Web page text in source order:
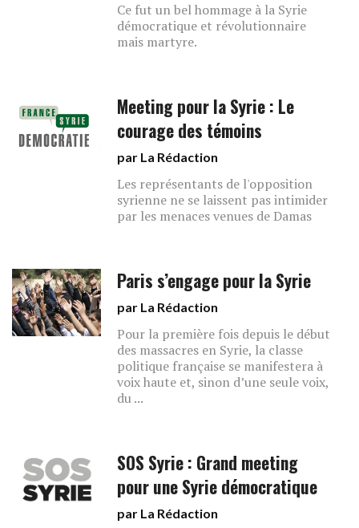
Ce fut un bel hommage à la Syrie
démocratique et révolutionnaire
mais martyre.
Meeting pour la Syrie : Le
courage des témoins
par La Rédaction
Les représentants de l'opposition
syrienne ne se laissent pas intimider
par les menaces venues de Damas
Paris s’engage pour la Syrie
par La Rédaction
Pour la première fois depuis le début
des massacres en Syrie, la classe
politique française se manifestera à
voix haute et, sinon d’une seule voix,
du ...
SOS Syrie : Grand meeting
pour une Syrie démocratique
par La Rédaction